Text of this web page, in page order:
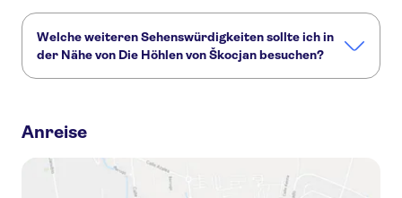
Welche weiteren Sehenswürdigkeiten sollte ich in
der Nähe von Die Höhlen von Škocjan besuchen?
Postojna Cave
Anreise